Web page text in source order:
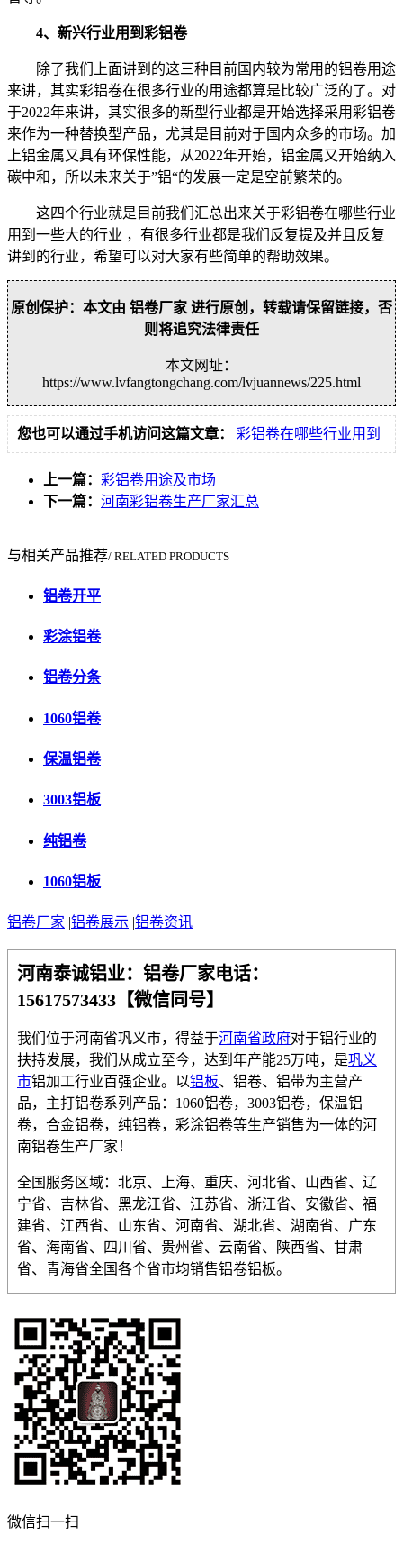
4、新兴行业用到彩铝卷
除了我们上面讲到的这三种目前国内较为常用的铝卷用途
来讲，其实彩铝卷在很多行业的用途都算是比较广泛的了。对
于2022年来讲，其实很多的新型行业都是开始选择采用彩铝卷
来作为一种替换型产品，尤其是目前对于国内众多的市场。加
上铝金属又具有环保性能，从2022年开始，铝金属又开始纳入
碳中和，所以未来关于”铝“的发展一定是空前繁荣的。
这四个行业就是目前我们汇总出来关于彩铝卷在哪些行业
用到一些大的行业 ，有很多行业都是我们反复提及并且反复
讲到的行业，希望可以对大家有些简单的帮助效果。
原创保护：本文由 铝卷厂家 进行原创，转载请保留链接，否
则将追究法律责任
本文网址：
https://www.lvfangtongchang.com/lvjuannews/225.html
您也可以通过手机访问这篇文章： 彩铝卷在哪些行业用到
上一篇： 彩铝卷用途及市场
下一篇： 河南彩铝卷生产厂家汇总
与相关产品推荐/ RELATED PRODUCTS
铝卷开平
彩涂铝卷
铝卷分条
1060铝卷
保温铝卷
3003铝板
纯铝卷
1060铝板
铝卷厂家 |铝卷展示 |铝卷资讯
河南泰诚铝业：铝卷厂家电话：
15617573433【微信同号】
我们位于河南省巩义市，得益于河南省政府对于铝行业的
扶持发展，我们从成立至今，达到年产能25万吨，是巩义
市铝加工行业百强企业。以铝板、铝卷、铝带为主营产
品，主打铝卷系列产品：1060铝卷，3003铝卷，保温铝
卷，合金铝卷，纯铝卷，彩涂铝卷等生产销售为一体的河
南铝卷生产厂家！
全国服务区域：北京、上海、重庆、河北省、山西省、辽
宁省、吉林省、黑龙江省、江苏省、浙江省、安徽省、福
建省、江西省、山东省、河南省、湖北省、湖南省、广东
省、海南省、四川省、贵州省、云南省、陕西省、甘肃
省、青海省全国各个省市均销售铝卷铝板。
微信扫一扫